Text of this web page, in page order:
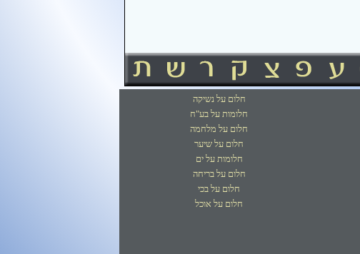
חלום על נשיקה
חלומות על בע"ח
חלום על מלחמה
חלום על שיער
חלומות על ים
חלום על בריחה
חלום על בכי
חלום על אוכל